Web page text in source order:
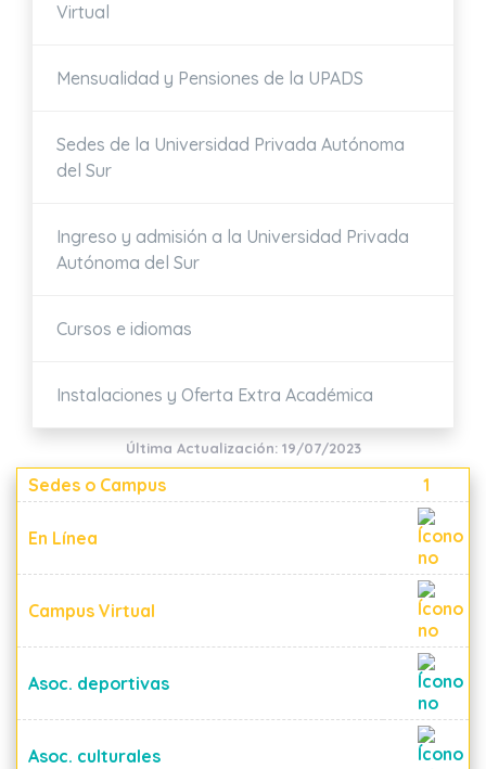
Virtual
Mensualidad y Pensiones de la UPADS
Sedes de la Universidad Privada Autónoma
del Sur
Ingreso y admisión a la Universidad Privada
Autónoma del Sur
Cursos e idiomas
Instalaciones y Oferta Extra Académica
Última Actualización: 19/07/2023
Sedes o Campus 1
En Línea
Campus Virtual
Asoc. deportivas
Asoc. culturales